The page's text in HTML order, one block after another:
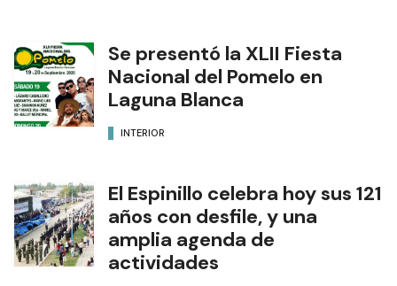
Se presentó la XLII Fiesta
Nacional del Pomelo en
Laguna Blanca
INTERIOR
El Espinillo celebra hoy sus 121
años con desfile, y una
amplia agenda de
actividades